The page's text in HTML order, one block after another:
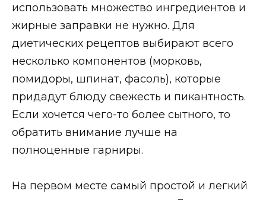
использовать множество ингредиентов и
жирные заправки не нужно. Для
диетических рецептов выбирают всего
несколько компонентов (морковь,
помидоры, шпинат, фасоль), которые
придадут блюду свежесть и пикантность.
Если хочется чего-то более сытного, то
обратить внимание лучше на
полноценные гарниры.
На первом месте самый простой и легкий